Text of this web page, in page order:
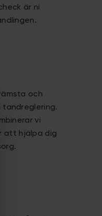
är ni
och
tandreglering.
vi
att hjälpa dig